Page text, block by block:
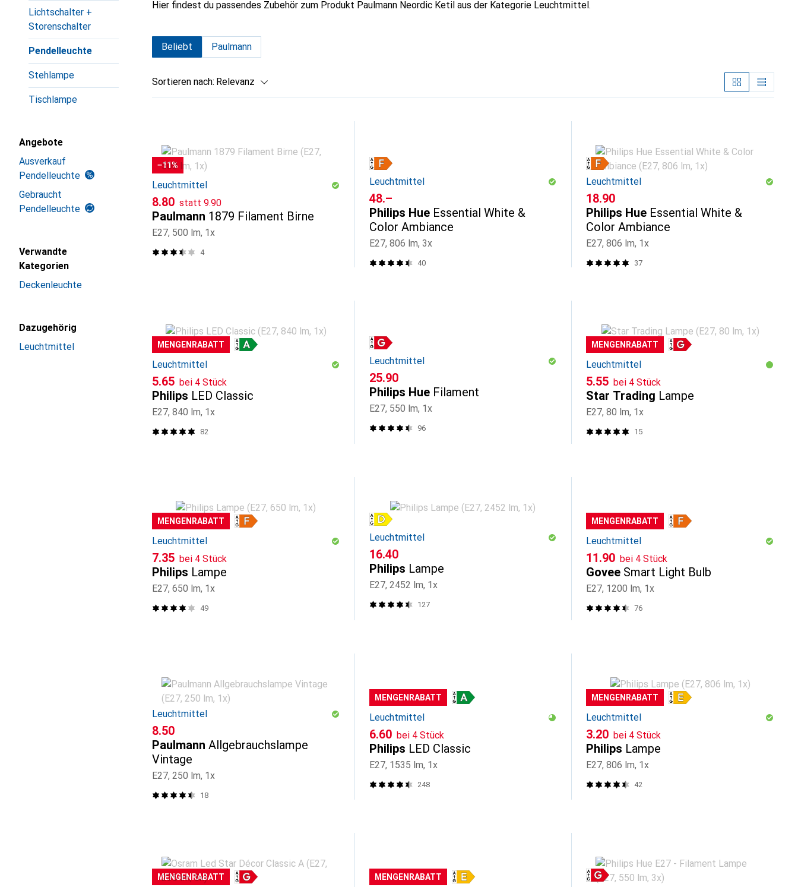
Lichtschalter +
Storenschalter
Pendelleuchte
Stehlampe
Tischlampe
Angebote
Ausverkauf
Pendelleuchte
Gebraucht
Pendelleuchte
Verwandte
Kategorien
Deckenleuchte
Dazugehörig
Leuchtmittel
Hier findest du passendes Zubehör zum Produkt Paulmann Neordic Ketil aus der Kategorie Leuchtmittel.
Beliebt Paulmann
Sortieren nach: Relevanz
−11%
Leuchtmittel
CHF
8.80 statt CHF
9.90
Paulmann 1879 Filament Birne
E27, 500 lm, 1x
4
Leuchtmittel
CHF
48.–
Philips Hue Essential White &
Color Ambiance
E27, 806 lm, 3x
40
Leuchtmittel
CHF
18.90
Philips Hue Essential White &
Color Ambiance
E27, 806 lm, 1x
37
MENGENRABATT
Leuchtmittel
CHF
5.65 bei 4 Stück
Philips LED Classic
E27, 840 lm, 1x
82
Leuchtmittel
CHF
25.90
Philips Hue Filament
E27, 550 lm, 1x
96
MENGENRABATT
Leuchtmittel
CHF
5.55 bei 4 Stück
Star Trading Lampe
E27, 80 lm, 1x
15
MENGENRABATT
Leuchtmittel
CHF
7.35 bei 4 Stück
Philips Lampe
E27, 650 lm, 1x
49
Leuchtmittel
CHF
16.40
Philips Lampe
E27, 2452 lm, 1x
127
MENGENRABATT
Leuchtmittel
CHF
11.90 bei 4 Stück
Govee Smart Light Bulb
E27, 1200 lm, 1x
76
Leuchtmittel
CHF
8.50
Paulmann Allgebrauchslampe
Vintage
E27, 250 lm, 1x
18
MENGENRABATT
Leuchtmittel
CHF
6.60 bei 4 Stück
Philips LED Classic
E27, 1535 lm, 1x
248
MENGENRABATT
Leuchtmittel
CHF
3.20 bei 4 Stück
Philips Lampe
E27, 806 lm, 1x
42
MENGENRABATT MENGENRABATT